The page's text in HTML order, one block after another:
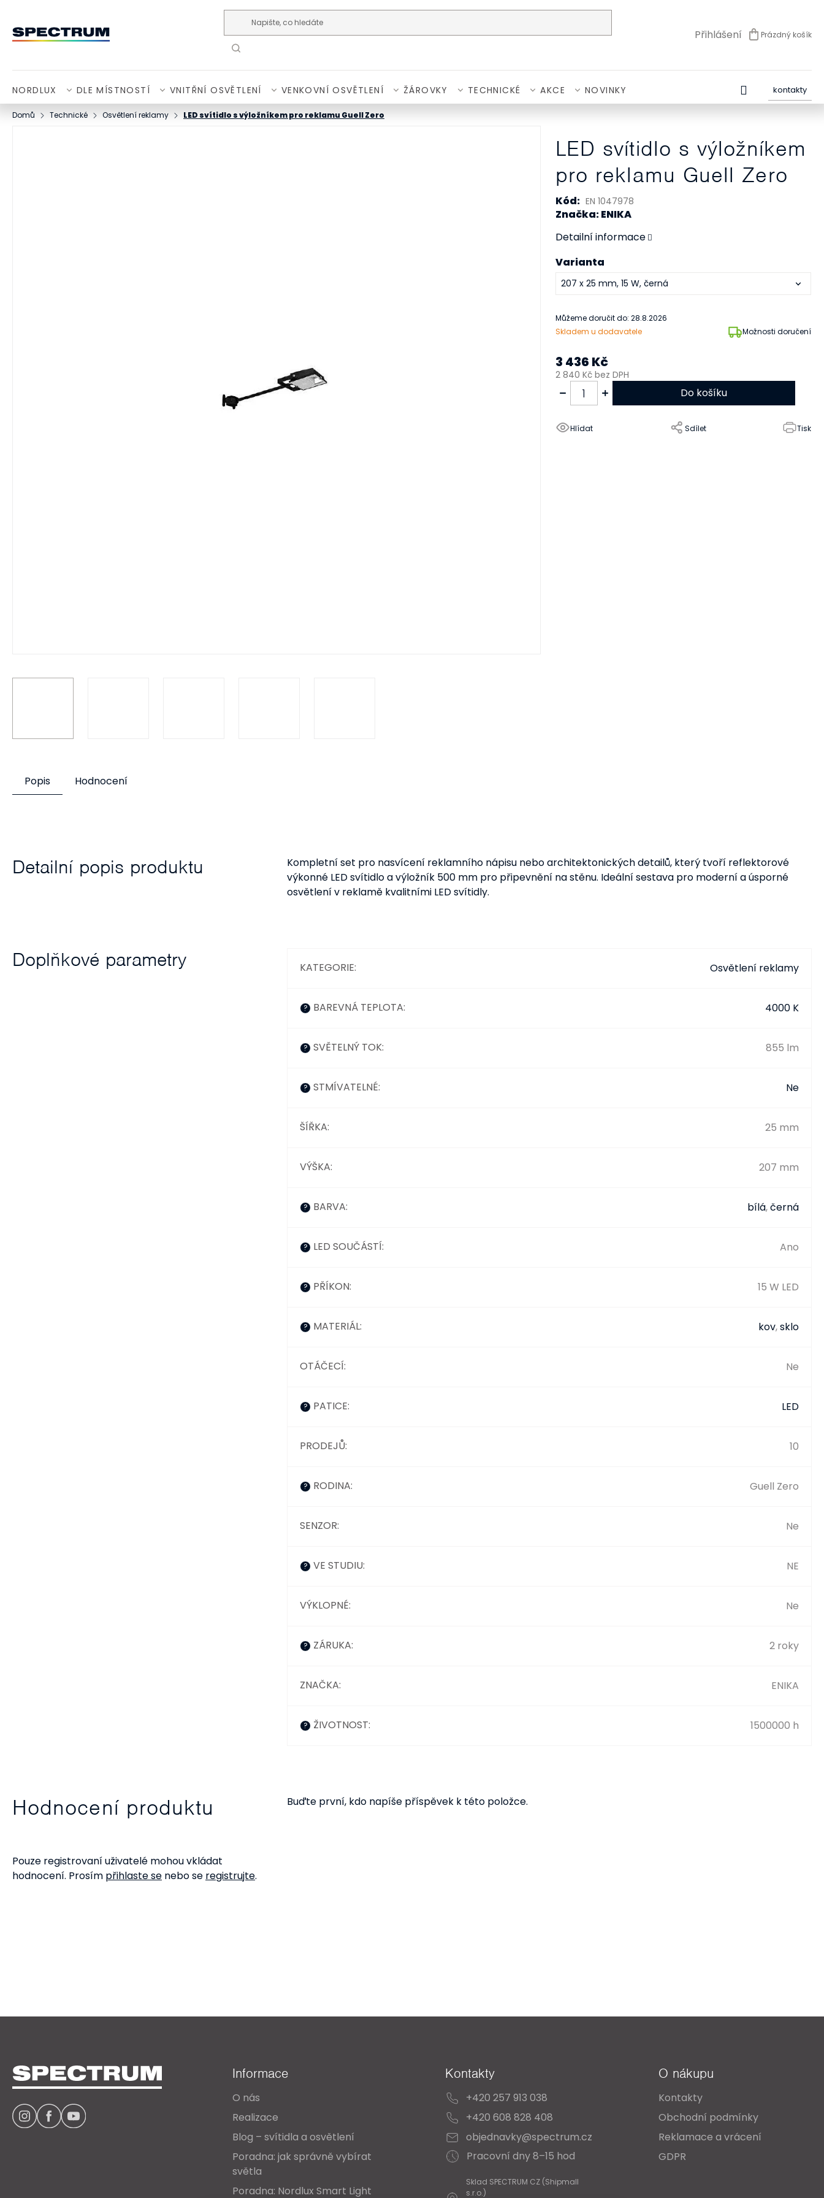
Přihlášení NÁKUPNÍ
Prázdný košík
NORDLUX DLE MÍSTNOSTÍ VNITŘNÍ OSVĚTLENÍ VENKOVNÍ OSVĚTLENÍ ŽÁROVKY TECHNICKÉ AKCE NOVINKY kontakty
Domů Technické Osvětlení reklamy LED svítidlo s výložníkem pro reklamu Guell Zero
LED svítidlo s výložníkem
pro reklamu Guell Zero
Kód: EN 1047978
Značka: ENIKA
Skladem u dodavatele Možnosti doručení
Varianta
Můžeme doručit do: 28.8.2026
Detailní informace
Tisk
Hlídat Sdílet
3 436 Kč
2 840 Kč bez DPH
Do košíku
Popis Hodnocení
Detailní popis produktu
Kompletní set pro nasvícení reklamního nápisu nebo architektonických detailů, který tvoří reflektorové
výkonné LED svítidlo a výložník 500 mm pro připevnění na stěnu. Ideální sestava pro moderní a úsporné
osvětlení v reklamě kvalitními LED svítidly.
Doplňkové parametry KATEGORIE: Osvětlení reklamy
? BAREVNÁ TEPLOTA: 4000 K
? SVĚTELNÝ TOK: 855 lm
? STMÍVATELNÉ: Ne
ŠÍŘKA: 25 mm
VÝŠKA: 207 mm
? BARVA: bílá,černá
? LED SOUČÁSTÍ: Ano
? PŘÍKON: 15 W LED
? MATERIÁL: kov,sklo
OTÁČECÍ: Ne
? PATICE: LED
PRODEJŮ: 10
? RODINA: Guell Zero
SENZOR: Ne
? VE STUDIU: NE
VÝKLOPNÉ: Ne
? ZÁRUKA: 2 roky
ZNAČKA: ENIKA
? ŽIVOTNOST: 1500000 h
Hodnocení produktu Buďte první, kdo napíše příspěvek k této položce.
Pouze registrovaní uživatelé mohou vkládat
hodnocení. Prosím přihlaste se nebo se registrujte.
p
Informace
O nás
Realizace
Blog – svítidla a osvětlení
Poradna: jak správně vybírat
světla
Poradna: Nordlux Smart Light
Kontakty
+420 257 913 038
+420 608 828 408
objednavky@spectrum.cz
Pracovní dny 8–15 hod
Sklad SPECTRUM CZ (Shipmall
s.r.o.)
O nákupu
Kontakty
Obchodní podmínky
Reklamace a vrácení
GDPR